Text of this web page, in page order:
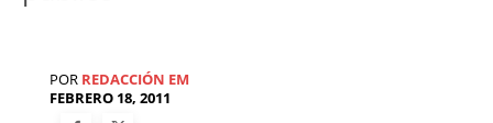
POR REDACCIÓN EM
FEBRERO 18, 2011